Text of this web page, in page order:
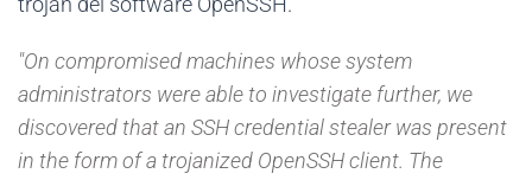
"On compromised machines whose system
administrators were able to investigate further, we
discovered that an SSH credential stealer was present
in the form of a trojanized OpenSSH client. The